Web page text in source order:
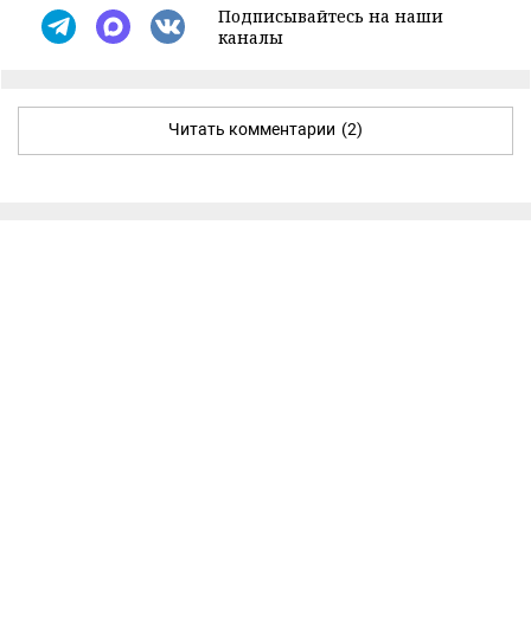
Подписывайтесь на наши
каналы
Читать комментарии (2)